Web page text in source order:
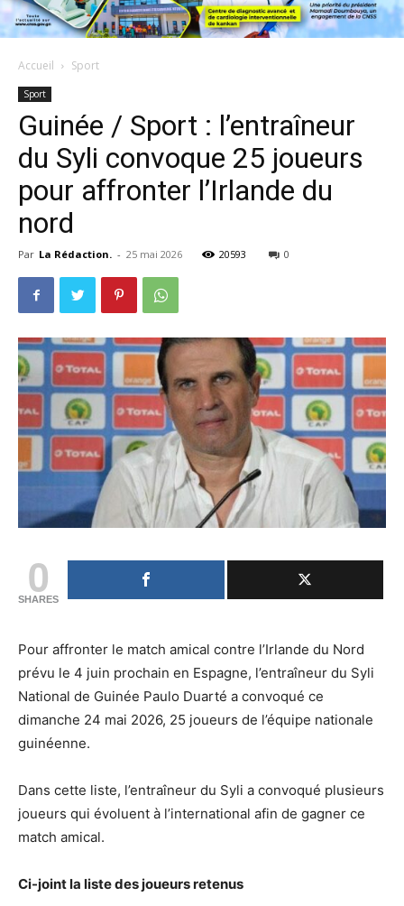
Accueil Sport
Sport
Guinée / Sport : l’entraîneur
du Syli convoque 25 joueurs
pour affronter l’Irlande du
nord
Par La Rédaction. - 25 mai 2026 20593 0
0
SHARES
Pour affronter le match amical contre l’Irlande du Nord
prévu le 4 juin prochain en Espagne, l’entraîneur du Syli
National de Guinée Paulo Duarté a convoqué ce
dimanche 24 mai 2026, 25 joueurs de l’équipe nationale
guinéenne.
Dans cette liste, l’entraîneur du Syli a convoqué plusieurs
joueurs qui évoluent à l’international afin de gagner ce
match amical.
Ci-joint la liste des joueurs retenus